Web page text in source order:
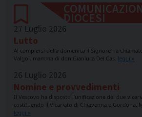
DIOCESI
27 Luglio 2026
Lutto
Al compiersi della domenica il Signore ha
Valgoi, mamma di don Gianluca Dei Cas. leggi »
26 Luglio 2026
Nomine e provvedimenti
Il Vescovo ha disposto l’unificazione dei due
costituendo il Vicariato di Chiavenna e Gordona.
leggi »